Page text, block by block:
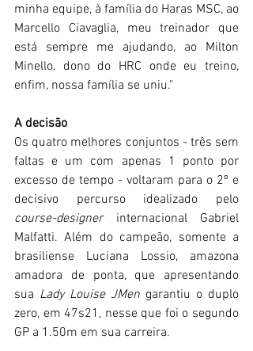
minha equipe, à família do Haras MSC, ao
Marcello Ciavaglia, meu treinador que
está sempre me ajudando, ao Milton
Minello, dono do HRC onde eu treino,
enfim, nossa família se uniu."
A decisão
Os quatro melhores conjuntos - três sem
faltas e um com apenas 1 ponto por
excesso de tempo - voltaram para o 2º e
course-designer internacional Gabriel
Malfatti. Além do campeão, somente a
brasiliense Luciana Lossio, amazona
amadora de ponta, que apresentando
sua Lady Louise JMen garantiu o duplo
zero, em 47s21, nesse que foi o segundo
GP a 1.50m em sua carreira.